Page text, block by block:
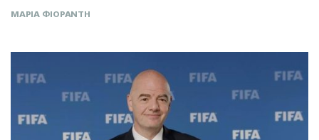
ΜΑΡΙΑ ΦΙΟΡΑΝΤΗ